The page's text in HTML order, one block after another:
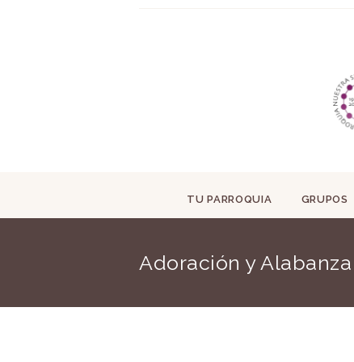
TU PARROQUIA GRUPOS
Adoración y Alabanza